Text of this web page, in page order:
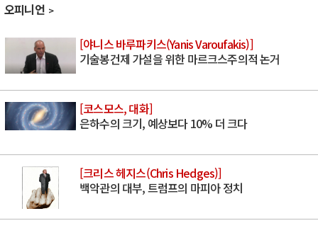
오피니언
[야니스 바루파키스(Yanis Varoufakis)]
기술봉건제 가설을 위한 마르크스주의적 논거
[코스모스, 대화]
은하수의 크기, 예상보다 10% 더 크다
[크리스 헤지스(Chris Hedges)]
백악관의 대부, 트럼프의 마피아 정치